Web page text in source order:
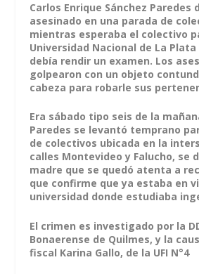
Carlos Enrique Sánchez Paredes
asesinado en una parada de
mientras esperaba el colectivo
Universidad Nacional de La Plata
debía rendir un examen. Los
golpearon con un objeto
cabeza para robarle sus
Era sábado tipo seis de la
Paredes se levantó temprano
de colectivos ubicada en la
calles Montevideo y Falucho, se
madre que se quedó atenta a
que confirme que ya estaba en
universidad donde estudiaba
El crimen es investigado por la
Bonaerense de Quilmes, y la
fiscal Karina Gallo, de la UFI N°4